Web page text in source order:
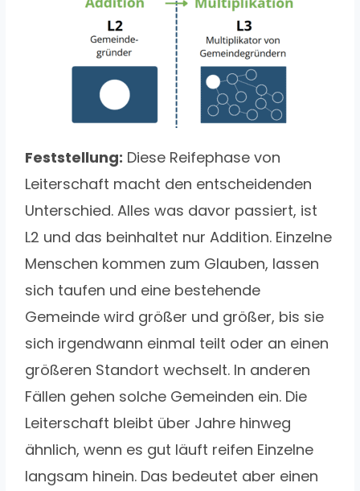
Feststellung: Diese Reifephase von
Leiterschaft macht den entscheidenden
Unterschied. Alles was davor passiert, ist
L2 und das beinhaltet nur Addition. Einzelne
Menschen kommen zum Glauben, lassen
sich taufen und eine bestehende
Gemeinde wird größer und größer, bis sie
sich irgendwann einmal teilt oder an einen
größeren Standort wechselt. In anderen
Fällen gehen solche Gemeinden ein. Die
Leiterschaft bleibt über Jahre hinweg
ähnlich, wenn es gut läuft reifen Einzelne
langsam hinein. Das bedeutet aber einen